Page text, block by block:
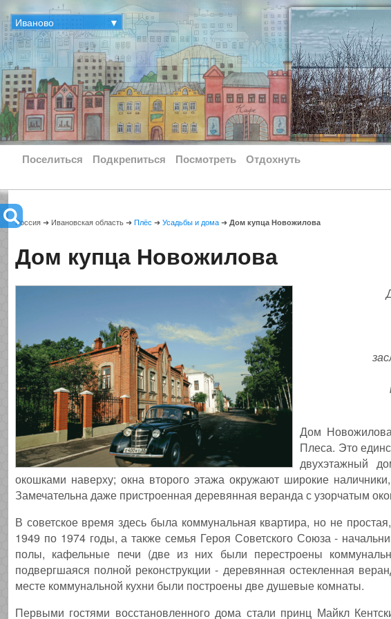
Иваново ▼
Поселиться Подкрепиться Посмотреть Отдохнуть
Россия ➜ Ивановская область ➜ Плёс ➜ Усадьбы и дома ➜ Дом купца Новожилова
Дом купца Новожилова
Дом
Плеса. Это
двухэтажный
окошками наверху; окна второго этажа окружают широкие
Замечательна даже пристроенная деревянная веранда с узорчатым
В советское время здесь была коммунальная квартира, но не
1949 по 1974 годы, а также семья Героя Советского Союза -
полы, кафельные печи (две из них были перестроены
подвергшаяся полной реконструкции - деревянная остекленная
месте коммунальной кухни были построены две душевые комнаты.
Первыми гостями восстановленного дома стали принц Майкл